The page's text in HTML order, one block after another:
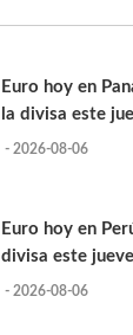
Euro hoy en
la divisa este
- 2026-08-06
Euro hoy en
divisa este
- 2026-08-06